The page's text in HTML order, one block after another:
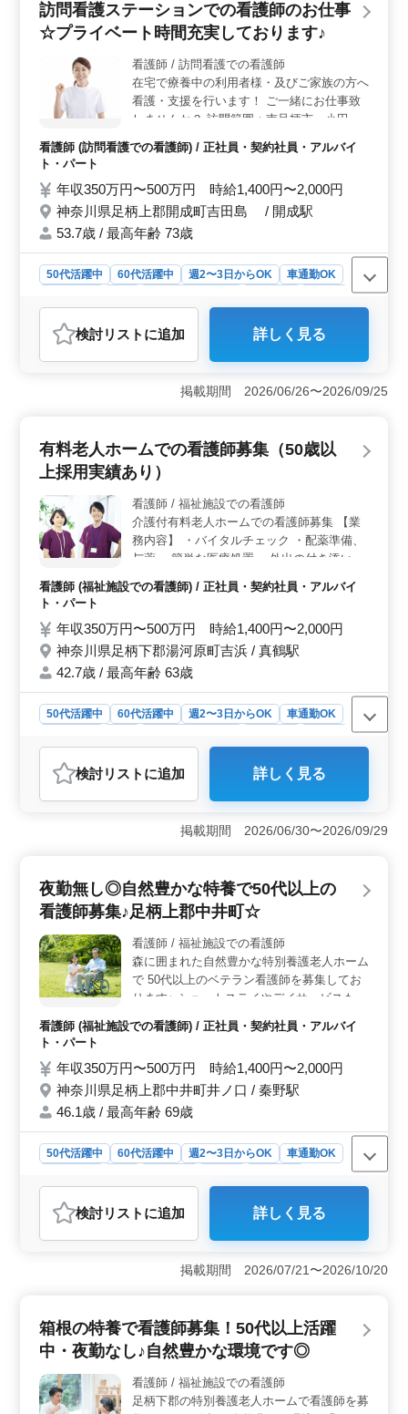
容＞ 家族の支援・相談からバイタルチェック、各種処
置、認知症や精神疾患のケアまで、多岐にわたる業務が
がら、日々の生活の支援を行います。経験を活かして患
者様の生活を支えましょう。 ＜働きやすい環境＞
制服の貸与や残業が少なめなど、働きやすい待遇が整え
られています。また、車通勤も可能で、実費支給の交通
いを感じながら充実したキャリアを築けます。
訪問看護ステーションでの看護師のお仕事
☆プライベート時間充実しております♪
看護師 / 訪問看護での看護師
在宅で療養中の利用者様・及びご家族の方へ
看護・支援を行います！ ご一緒にお仕事致
しませんか？ 訪問範囲：南足柄市、小田原
市の一部、山北町、松田町、大井町、開成町
周辺 軒数 ：1日2～4軒 バイタルチェック カ
滴・服薬指導 等の看護業務して頂きます！
完全週休2日制・年間休日125日☆プライベ
ート時間充実♪ 車通勤可能☆通いやすい♪ ご
募お待ちしております！
看護師 (訪問看護での看護師) / 正社員・契約社員・アルバイ
ト・パート
年収350万円〜500万円 時給1,400円〜2,000円
神奈川県足柄上郡開成町吉田島 / 開成駅
53.7歳 / 最高年齢 73歳
50代活躍中 60代活躍中 週2〜3日からOK
車通勤OK
おすすめポイント
＜プライベート時間の確保と充実した働き方＞ 完全週
休2日制と年間休日125日という充実した休暇制度があ
り、プライベートな時間を大切にしながら、訪問看護の
問看護のやりがいと貢献度＞ 在宅での療養中の利用者
様やご家族に寄り添い、看護・支援を提供することで、
心して過ごせるよう、尽力することは非常に意義深いも
のです。地域の方々にとって心強い存在となり、貢献度
の高い仕事ができます。 ＜通勤の負担軽減とアクセ
スの良さ＞ 無料駐車場完備で車通勤が可能です。通勤
することができます。開成駅からも近く、公共交通機関
を利用した通勤もスムーズです。
検討リスト に追加 詳しく見る
掲載期間 2026/06/26〜2026/09/25
有料老人ホームでの看護師募集（50歳以
上採用実績あり）
看護師 / 福祉施設での看護師
介護付有料老人ホームでの看護師募集 【業
務内容】 ・バイタルチェック ・配薬準備、
与薬 ・簡単な医療処置 ・外出の付き添い 等
ベテラン看護師募集です！（50歳代歓迎し
てる施設です） ＊年間休日120日 ＊駐車場
看護師 (福祉施設での看護師) / 正社員・契約社員・アルバイ
ト・パート
年収350万円〜500万円 時給1,400円〜2,000円
神奈川県足柄下郡湯河原町吉浜 / 真鶴駅
42.7歳 / 最高年齢 63歳
50代活躍中 60代活躍中 週2〜3日からOK
車通勤OK
おすすめポイント
＜経験豊富なベテラン看護師歓迎＞ 年間休日120日と働
きやすい環境が整っています。神奈川県湯河原町吉浜に
位置し、車通勤可能なので通勤もストレスなく可能で
特に、経験豊富なベテラン看護師の方々の応募を歓迎し
ています。 ＜地域性と福利厚生の充実＞ 湯河原町
街です。駐車場完備で車通勤も便利であり、周辺には美
しい景色や温泉地も点在しています。また、福利厚生も
充実しており、労災・健康・厚生など、社員の働きやす
さをサポートする制度が整っています。 ＜幅広い雇
雇用形態での勤務が可能です。週2〜3日からの勤務も受
け付けており、家庭や他の仕事との両立を目指す方にも
最適です。女性や50代、60代の方々も積極的に採用して
おり、多様性を尊重する職場環境を提供しています。
検討リスト に追加 詳しく見る
掲載期間 2026/06/30〜2026/09/29
夜勤無し◎自然豊かな特養で50代以上の
看護師募集♪足柄上郡中井町☆
看護師 / 福祉施設での看護師
森に囲まれた自然豊かな特別養護老人ホーム
で 50代以上のベテラン看護師を募集してお
ります♪ ショートステイやデイサービスもご
ざいます。 今までの経験を生かして働きま
せんか？ 〜お仕事内容〜 ・ご入所者様の健
内服管理、点滴、採血、医師への報告等）
・往診時の診察補助 ・介護職のサポート 〜
特徴〜 ・選べるシフト制 ・50代以上新規採
場完備 自然が豊かでとてもリラックスでき
ます☆ ご応募お待ちしております！
看護師 (福祉施設での看護師) / 正社員・契約社員・アルバイ
ト・パート
年収350万円〜500万円 時給1,400円〜2,000円
神奈川県足柄上郡中井町井ノ口 / 秦野駅
46.1歳 / 最高年齢 69歳
50代活躍中 60代活躍中 週2〜3日からOK
車通勤OK
おすすめポイント
＜自然環境＞ 自然に囲まれた特別養護老人ホームでの
勤務は、癒しとリラックスが約束されます。豊かな森や
緑に囲まれた環境は、ストレスのない業務をサポート
めることにもつながります。 ＜働きやすさ＞ 夜勤
がなく、シフト制度が整っています。週2〜3日からの勤
す。また、車通勤が可能で、無料駐車場完備なので通勤
もストレスフリーです。さらに、週休2日制や長期休暇も
検討リスト に追加 詳しく見る
掲載期間 2026/07/21〜2026/10/20
箱根の特養で看護師募集！50代以上活躍
中・夜勤なし♪自然豊かな環境です◎
看護師 / 福祉施設での看護師
足柄下郡の特別養護老人ホームで看護師を募